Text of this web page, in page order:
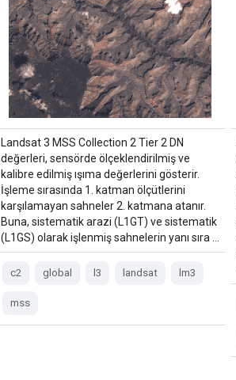
Landsat 3 MSS Collection 2 Tier 2 DN
değerleri, sensörde ölçeklendirilmiş ve
kalibre edilmiş ışıma değerlerini gösterir.
İşleme sırasında 1. katman ölçütlerini
karşılamayan sahneler 2. katmana atanır.
Buna, sistematik arazi (L1GT) ve sistematik
(L1GS) olarak işlenmiş sahnelerin yanı sıra …
c2 global l3 landsat lm3
mss